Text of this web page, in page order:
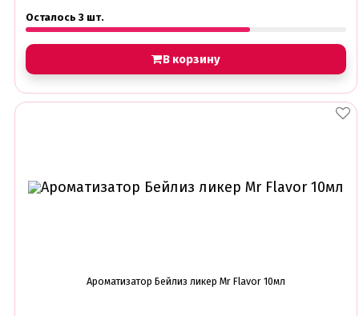
Осталось 3 шт.
В корзину
Ароматизатор Бейлиз ликер Mr Flavor 10мл